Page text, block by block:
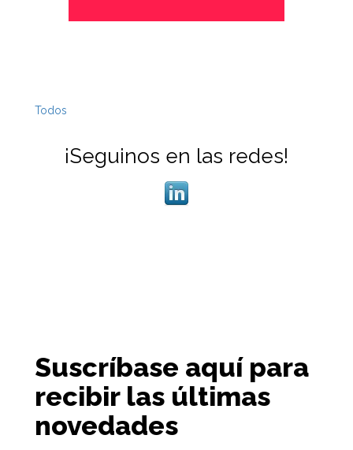
Todos
¡Seguinos en las redes!
Suscríbase aquí para
recibir las últimas
novedades